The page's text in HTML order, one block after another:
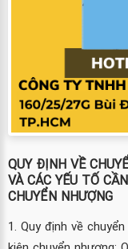
QUY ĐỊNH VỀ
VÀ CÁC YẾU TỐ
CHUYỂN NHƯỢNG
1. Quy định về